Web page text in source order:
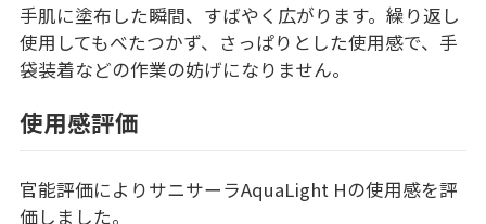
手肌に塗布した瞬間、すばやく広がります。繰り返し
使用してもべたつかず、さっぱりとした使用感で、手
袋装着などの作業の妨げになりません。
使用感評価
官能評価によりサニサーラAquaLight Hの使用感を評
価しました。